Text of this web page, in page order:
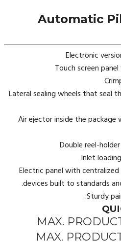
Automatic
Electronic
Touch screen
Lateral sealing wheels that seal
Air ejector inside the
Double reel-
Inlet
Electric panel with
devices built to standards
Sturdy
MAX.
MAX.